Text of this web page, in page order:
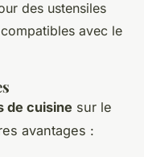
des ustensiles
avec le
de cuisine sur le
avantages :